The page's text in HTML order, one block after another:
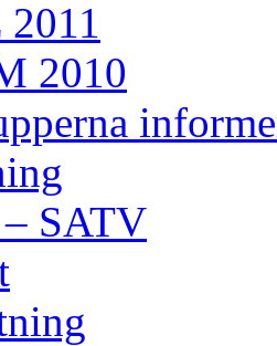
2011
2010
SATV